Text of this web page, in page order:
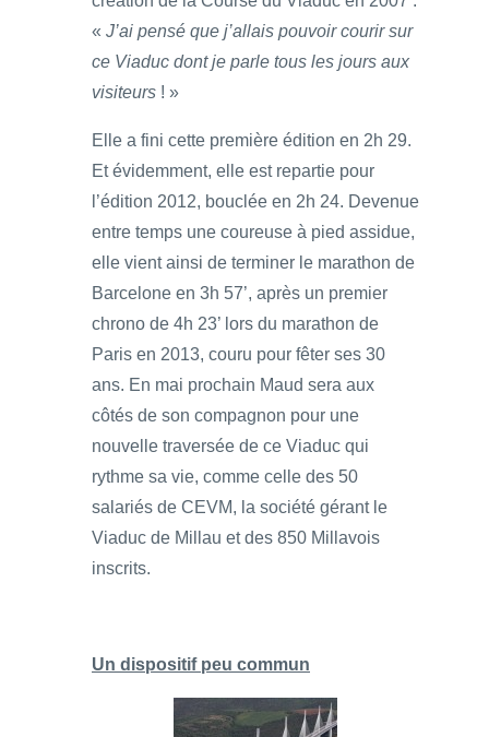
« J’ai pensé que j’allais pouvoir courir sur
ce Viaduc dont je parle tous les jours aux
visiteurs ! »
Elle a fini cette première édition en 2h 29.
Et évidemment, elle est repartie pour
l’édition 2012, bouclée en 2h 24. Devenue
entre temps une coureuse à pied assidue,
elle vient ainsi de terminer le marathon de
Barcelone en 3h 57’, après un premier
chrono de 4h 23’ lors du marathon de
Paris en 2013, couru pour fêter ses 30
ans. En mai prochain Maud sera aux
côtés de son compagnon pour une
nouvelle traversée de ce Viaduc qui
rythme sa vie, comme celle des 50
salariés de CEVM, la société gérant le
Viaduc de Millau et des 850 Millavois
inscrits.
Un dispositif peu commun